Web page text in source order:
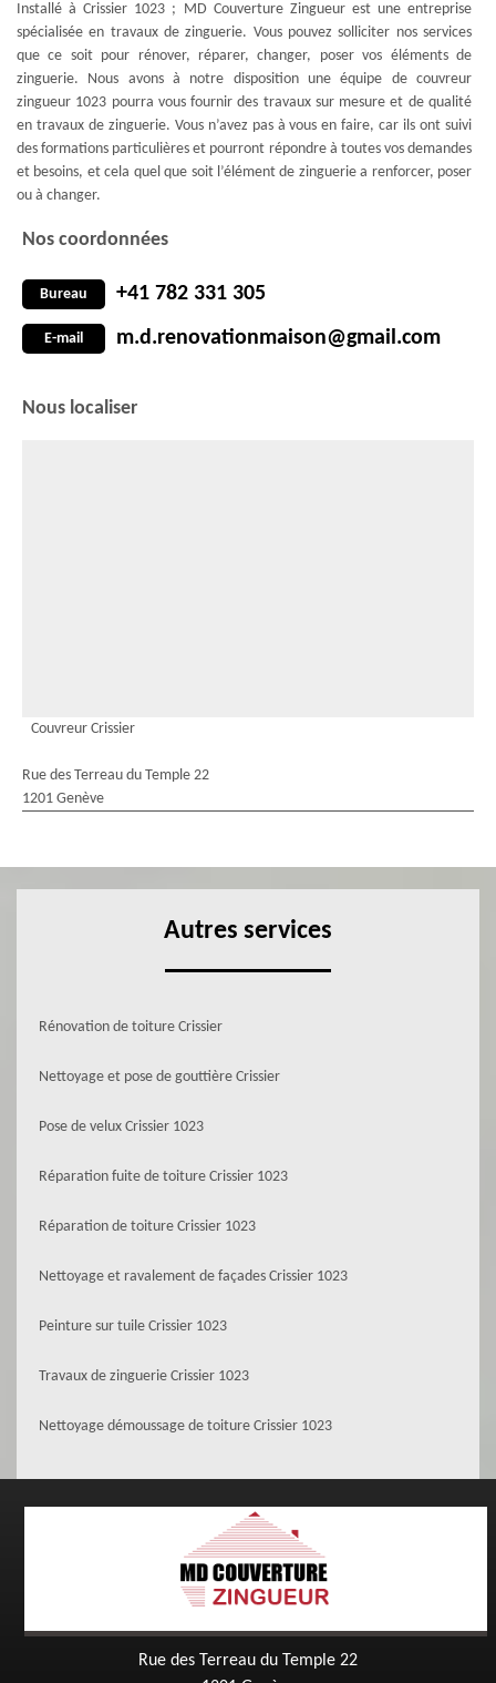
Installé à Crissier 1023 ; MD Couverture Zingueur est une entreprise
spécialisée en travaux de zinguerie. Vous pouvez solliciter nos services
que ce soit pour rénover, réparer, changer, poser vos éléments de
zinguerie. Nous avons à notre disposition une équipe de couvreur
zingueur 1023 pourra vous fournir des travaux sur mesure et de qualité
en travaux de zinguerie. Vous n’avez pas à vous en faire, car ils ont suivi
des formations particulières et pourront répondre à toutes vos demandes
et besoins, et cela quel que soit l’élément de zinguerie a renforcer, poser
ou à changer.
Nos coordonnées
Bureau +41 782 331 305
E-mail m.d.renovationmaison@gmail.com
Nous localiser
Couvreur Crissier
Rue des Terreau du Temple 22
1201 Genève
Autres services
Rénovation de toiture Crissier
Nettoyage et pose de gouttière Crissier
Pose de velux Crissier 1023
Réparation fuite de toiture Crissier 1023
Réparation de toiture Crissier 1023
Nettoyage et ravalement de façades Crissier 1023
Peinture sur tuile Crissier 1023
Travaux de zinguerie Crissier 1023
Nettoyage démoussage de toiture Crissier 1023
Rue des Terreau du Temple 22